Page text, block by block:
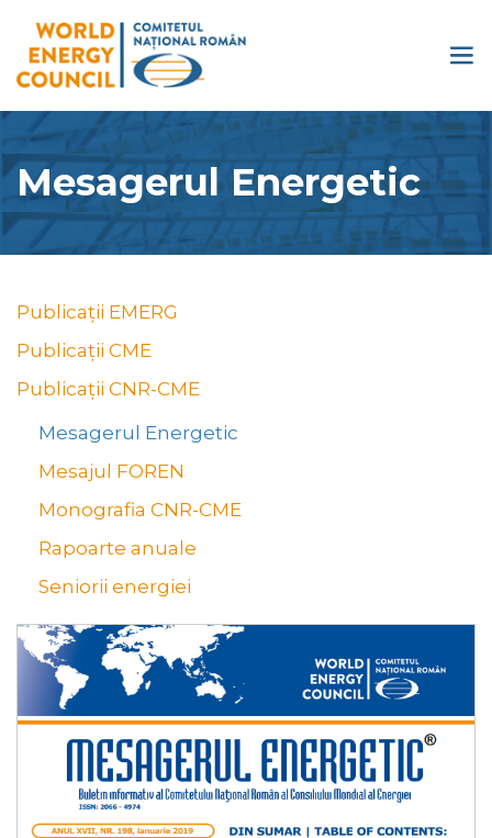
Mesagerul Energetic
Publicații EMERG
Publicații CME
Publicații CNR-CME
Mesagerul Energetic
Mesajul FOREN
Monografia CNR-CME
Rapoarte anuale
Seniorii energiei